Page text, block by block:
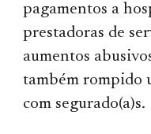
pagamentos a
prestadoras de
aumentos
também rompido
com segurado(a)s.